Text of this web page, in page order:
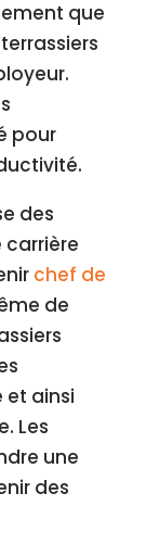
que
pour
des
carrière
chef de
de
et ainsi
Les
une
des